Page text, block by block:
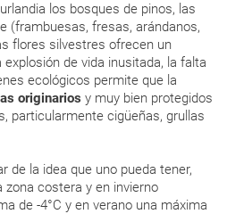
los bosques de pinos, las
(frambuesas, fresas, arándanos,
flores silvestres ofrecen un
de vida inusitada, la falta
ecológicos permite que la
originarios y muy bien protegidos
particularmente cigüeñas, grullas
de la idea que uno pueda tener,
costera y en invierno
de -4°C y en verano una máxima